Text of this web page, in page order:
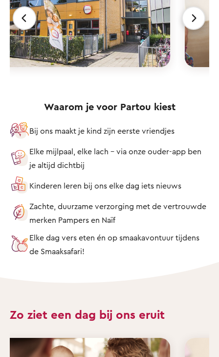
Waarom je voor Partou kiest
Bij ons maakt je kind zijn eerste vriendjes
Elke mijlpaal, elke lach – via onze ouder-app ben
je altijd dichtbij
Kinderen leren bij ons elke dag iets nieuws
Zachte, duurzame verzorging met de vertrouwde
merken Pampers en Naïf
Elke dag vers eten én op smaakavontuur tijdens
de Smaaksafari!
Zo ziet een dag bij ons eruit